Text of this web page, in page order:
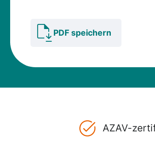
PDF speichern
AZAV-